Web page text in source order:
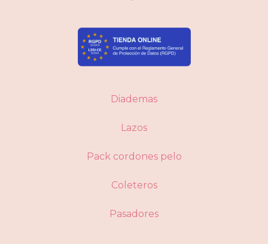
Diademas
Lazos
Pack cordones pelo
Coleteros
Pasadores